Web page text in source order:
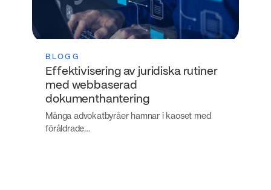
BLOGG
Effektivisering av juridiska rutiner
med webbaserad
dokumenthantering
Många advokatbyråer hamnar i kaoset med
föråldrade…